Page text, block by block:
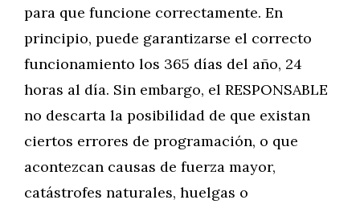
para que funcione correctamente. En
principio, puede garantizarse el correcto
funcionamiento los 365 días del año, 24
horas al día. Sin embargo, el RESPONSABLE
no descarta la posibilidad de que existan
ciertos errores de programación, o que
acontezcan causas de fuerza mayor,
catástrofes naturales, huelgas o